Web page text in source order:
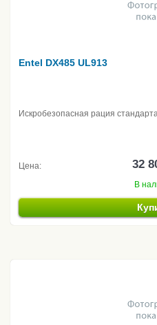
Entel DX485 UL913
Искробезопасная рация
Цена: 32
В